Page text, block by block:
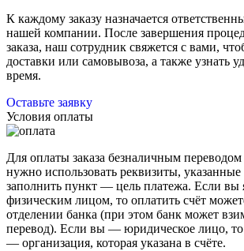
К каждому заказу назначается
нашей компании. После завершения
заказа, наш сотрудник свяжется с вами,
доставки или самовывоза, а также узнать
время.
Оставьте заявку
Условия оплаты
Для оплаты заказа безналичным переводом
нужно использовать реквизиты,
заполнить пункт — цель платежа. Если вы
физическим лицом, то оплатить счёт
отделении банка (при этом банк может
перевод). Если вы — юридическое лицо,
— организация, которая указана в счёте.